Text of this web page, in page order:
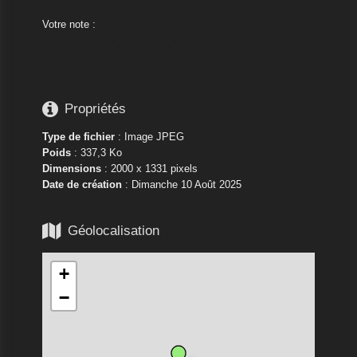
Votre note :
 Propriétés
Type de fichier: Image JPEG
Poids: 337,3 Ko
Dimensions: 2000 x 1331 pixels
Date de création: Dimanche 10 Août 2025
 Géolocalisation
+
−